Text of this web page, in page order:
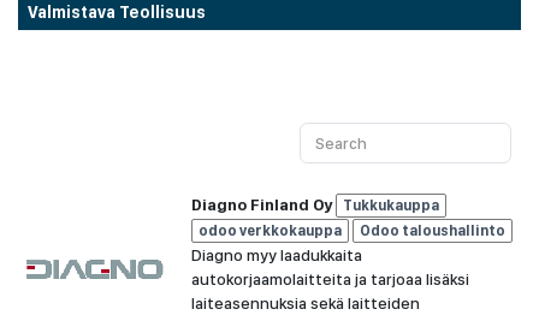
Valmistava Teollisuus
Diagno Finland Oy
Tukkukauppa
odoo verkkokauppa
Odoo taloushallinto
Diagno myy laadukkaita
autokorjaamolaitteita ja tarjoaa lisäksi
laiteasennuksia sekä laitteiden